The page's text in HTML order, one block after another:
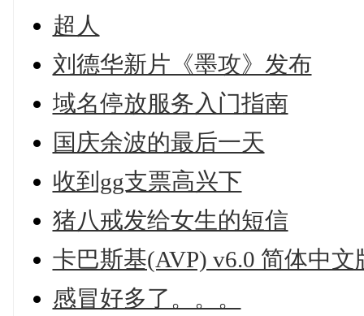
超人
刘德华新片《墨攻》发布
域名停放服务入门指南
国庆余波的最后一天
收到gg支票高兴下
猪八戒发给女生的短信
卡巴斯基(AVP) v6.0 简体中文
感冒好多了。。。